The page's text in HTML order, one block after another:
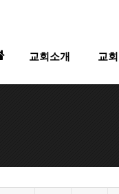
홈
로
교회소개 교